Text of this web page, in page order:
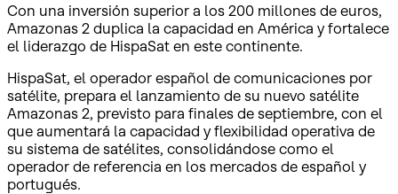
Con una inversión superior a los 200 millones de euros,
Amazonas 2 duplica la capacidad en América y fortalece
el liderazgo de HispaSat en este continente.
HispaSat, el operador español de comunicaciones por
satélite, prepara el lanzamiento de su nuevo satélite
Amazonas 2, previsto para finales de septiembre, con el
que aumentará la capacidad y flexibilidad operativa de
su sistema de satélites, consolidándose como el
operador de referencia en los mercados de español y
portugués.